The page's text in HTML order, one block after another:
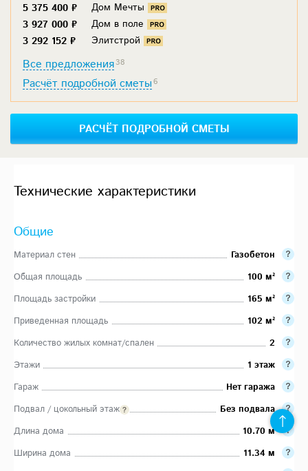
5 375 400 ₽
Дом Мечты
3 927 000 ₽
Дом в поле
3 292 152 ₽
Элитстрой
Все предложения38
Расчёт подробной сметы6
РАСЧЁТ ПОДРОБНОЙ СМЕТЫ
Технические характеристики
Общие
Материал стен
Газобетон
Общая площадь
100 м²
Площадь застройки
165 м²
Приведенная площадь
102 м²
Количество жилых комнат/спален
2
Этажи
1 этаж
Гараж
Нет гаража
Подвал / цокольный этаж
Без подвала
Длина дома
10.70 м
Ширина дома
11.34 м